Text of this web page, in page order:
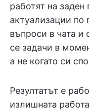
работят на
актуализации по
въпроси в чата и
се задачи в
а не когато си
Резултатът е
излишната